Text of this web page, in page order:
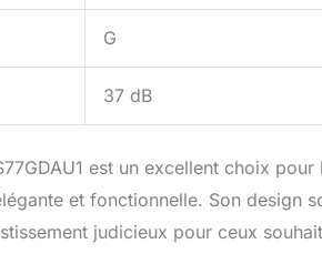
G
37 dB
est un excellent choix
et fonctionnelle. Son design
judicieux pour ceux